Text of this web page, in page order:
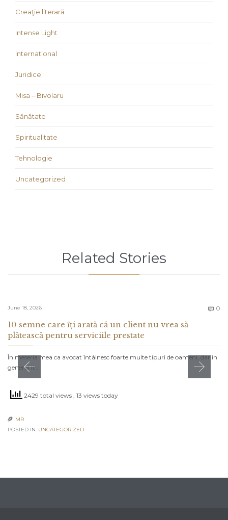
Creaţie literară
Intense Light
international
Juridice
Misa – Bivolaru
Sănătate
Spiritualitate
Tehnologie
Uncategorized
Related Stories
June 18, 2026  0
10 semne care îți arată că un client nu vrea să
plătească pentru serviciile prestate
În meseria mea ca avocat întâlnesc foarte multe tipuri de oameni, dar în
general îi…
2429 total views , 13 views today
 MR
POSTED IN: UNCATEGORIZED